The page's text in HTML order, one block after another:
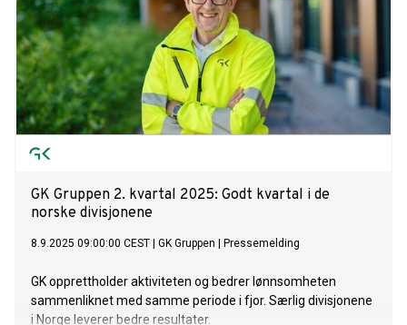
GK Gruppen 2. kvartal 2025: Godt kvartal i de
norske divisjonene
8.9.2025 09:00:00 CEST GK Gruppen Pressemelding
GK opprettholder aktiviteten og bedrer lønnsomheten
sammenliknet med samme periode i fjor. Særlig divisjonene
i Norge leverer bedre resultater.